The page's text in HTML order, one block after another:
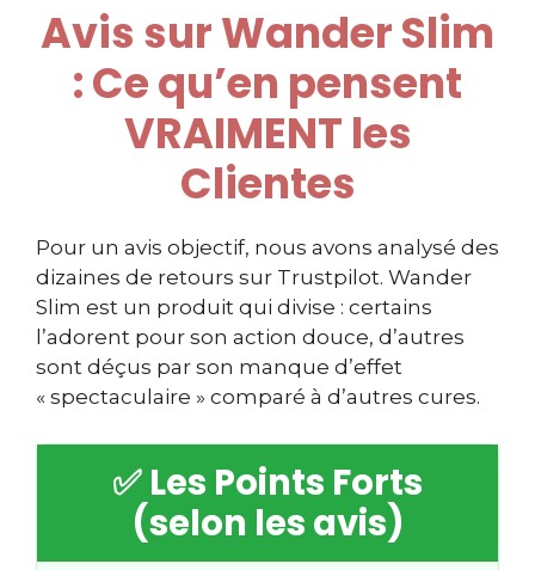
Avis sur Wander Slim
: Ce qu’en pensent
VRAIMENT les
Clientes
Pour un avis objectif, nous avons analysé des
dizaines de retours sur Trustpilot. Wander
Slim est un produit qui divise : certains
l’adorent pour son action douce, d’autres
sont déçus par son manque d’effet
« spectaculaire » comparé à d’autres cures.
✅ Les Points Forts
(selon les avis)